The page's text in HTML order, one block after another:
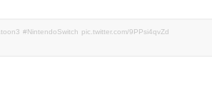
#NintendoSwitch pic.twitter.com/9PPsi4qvZd